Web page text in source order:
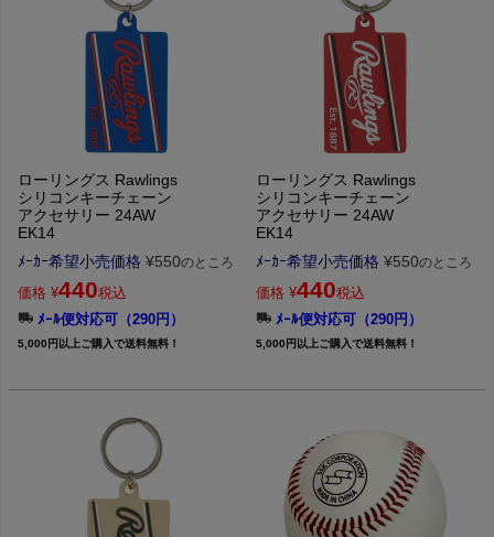
ローリングス Rawlings
シリコンキーチェーン
アクセサリー 24AW
EK14
ﾒｰｶｰ希望小売価格 ¥550のところ
価格 ¥440税込
ﾒｰﾙ便対応可（290円）
5,000円以上ご購入で送料無料！
ローリングス Rawlings
シリコンキーチェーン
アクセサリー 24AW
EK14
ﾒｰｶｰ希望小売価格 ¥550のところ
価格 ¥440税込
ﾒｰﾙ便対応可（290円）
5,000円以上ご購入で送料無料！